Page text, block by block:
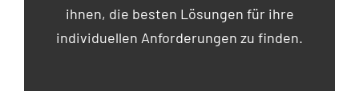
ihnen, die besten Lösungen für ihre
individuellen Anforderungen zu finden.